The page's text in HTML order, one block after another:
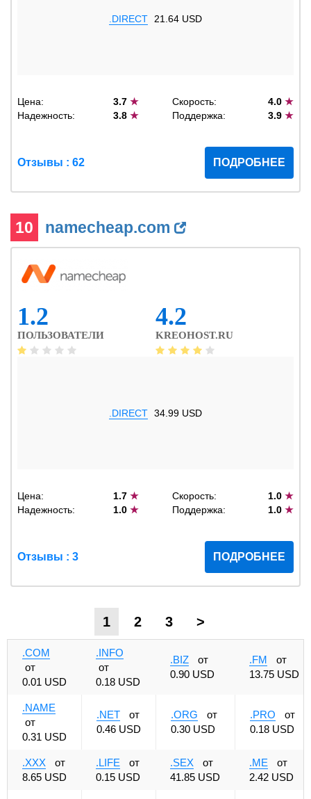
.DIRECT 21.64 USD
Цена: 3.7★ Скорость: 4.0 ★
Надежность:
3.8★ Поддержка: 3.9 ★
Отзывы : 62 ПОДРОБНЕЕ
10 namecheap.com
1.2
ПОЛЬЗОВАТЕЛИ
4.2
KREOHOST.RU
.DIRECT 34.99 USD
Цена: 1.7★ Скорость: 1.0 ★
Надежность:
1.0★ Поддержка: 1.0 ★
Отзывы : 3 ПОДРОБНЕЕ
1 2 3 >
.COM
от
0.01 USD
.INFO
от
0.18 USD
.BIZ
от
0.90 USD
.FM
от
13.75 USD
.NAME
от
0.31 USD
.NET
от
0.46 USD
.ORG
от
0.30 USD
.PRO
от
0.18 USD
.XXX
от
8.65 USD
.LIFE
от
0.15 USD
.SEX
от
41.85 USD
.ME
от
2.42 USD